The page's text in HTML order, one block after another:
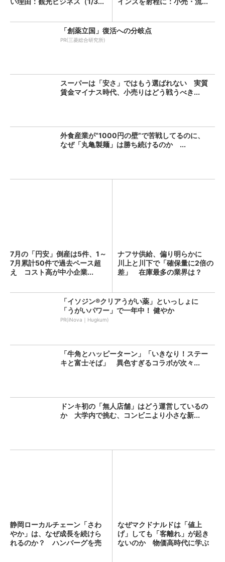
「創薬立国」復活への分岐点
PR(三菱総合研究所)
スーパーは「安さ」ではもう選ばれない 実質
賃金マイナス時代、小売りはどう戦うべき...
外食産業が“1000円の壁”で苦戦してるのに、
なぜ「丸亀製麺」は勝ち続けるのか ...
7月の「円安」倒産は5件、1～
7月累計50件で過去ペース超
え コスト高が中小企業...
ナフサ供給、偏り明らかに
川上と川下で「確保量に2倍の
差」 在庫最多の業界は？
「イソジン®クリアうがい薬」といっしょに
「うがいパワー」で一年中！ 健やか
PR(iNova｜Hugkum)
「牛角とハッピーターン」「いきなり！ステー
キと富士そば」 異色すぎるコラボが次々...
ドンキ初の「無人店舗」はどう運営しているの
か 大学内で挑む、コンビニより小さな新...
静岡ローカルチェーン「さわ
やか」は、なぜ成長を続けら
れるのか？ ハンバーグを売
なぜマクドナルドは「値上
げ」しても「客離れ」が起き
ないのか 物価高時代に学ぶ